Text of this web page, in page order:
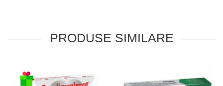
PRODUSE SIMILARE